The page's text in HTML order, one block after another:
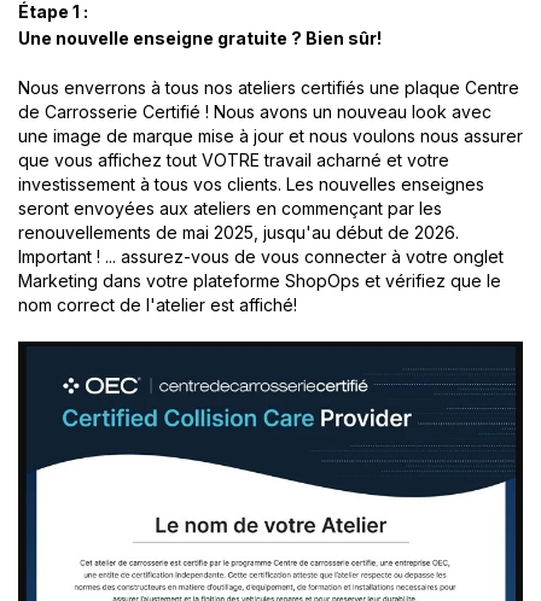
Étape 1 :
Une nouvelle enseigne gratuite ? Bien sûr!
Nous enverrons à tous nos ateliers certifiés une plaque Centre
de Carrosserie Certifié ! Nous avons un nouveau look avec
une image de marque mise à jour et nous voulons nous assurer
que vous affichez tout VOTRE travail acharné et votre
investissement à tous vos clients. Les nouvelles enseignes
seront envoyées aux ateliers en commençant par les
renouvellements de mai 2025, jusqu'au début de 2026.
Important ! ... assurez-vous de vous connecter à votre onglet
Marketing dans votre plateforme ShopOps et vérifiez que le
nom correct de l'atelier est affiché!